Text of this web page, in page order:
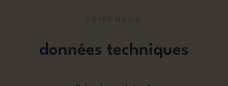
données techniques